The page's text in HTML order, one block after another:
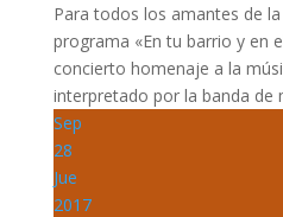
Para todos los amantes de
programa «En tu barrio y en
concierto homenaje a la
interpretado por la banda de
Sep
28
Jue
2017